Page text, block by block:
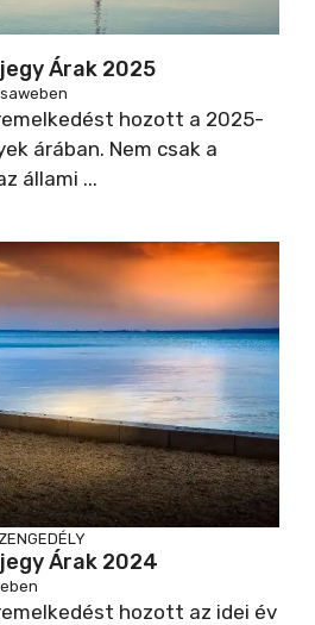
Árak 2025
hozott a 2025-
árában. Nem csak a
állami ...
Árak 2024
hozott az idei év